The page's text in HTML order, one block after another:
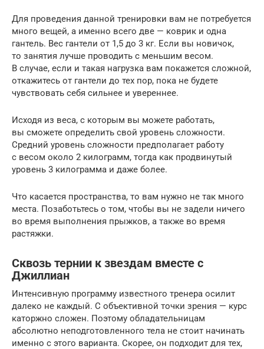
Для проведения данной тренировки вам не потребуется
много вещей, а именно всего две — коврик и одна
гантель. Вес гантели от 1,5 до 3 кг. Если вы новичок,
то занятия лучше проводить с меньшим весом.
В случае, если и такая нагрузка вам покажется сложной,
откажитесь от гантели до тех пор, пока не будете
чувствовать себя сильнее и увереннее.
Исходя из веса, с которым вы можете работать,
вы сможете определить свой уровень сложности.
Средний уровень сложности предполагает работу
с весом около 2 килограмм, тогда как продвинутый
уровень 3 килограмма и даже более.
Что касается пространства, то вам нужно не так много
места. Позаботьтесь о том, чтобы вы не задели ничего
во время выполнения прыжков, а также во время
растяжки.
Сквозь тернии к звездам вместе с
Джиллиан
Интенсивную программу известного тренера осилит
далеко не каждый. С объективной точки зрения — курс
каторжно сложен. Поэтому обладательницам
абсолютно неподготовленного тела не стоит начинать
именно с этого варианта. Скорее, он подходит для тех,